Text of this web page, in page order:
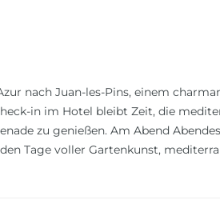
nach Juan-les-Pins, einem
in im Hotel bleibt Zeit, die
zu genießen. Am Abend
Tage voller Gartenkunst,